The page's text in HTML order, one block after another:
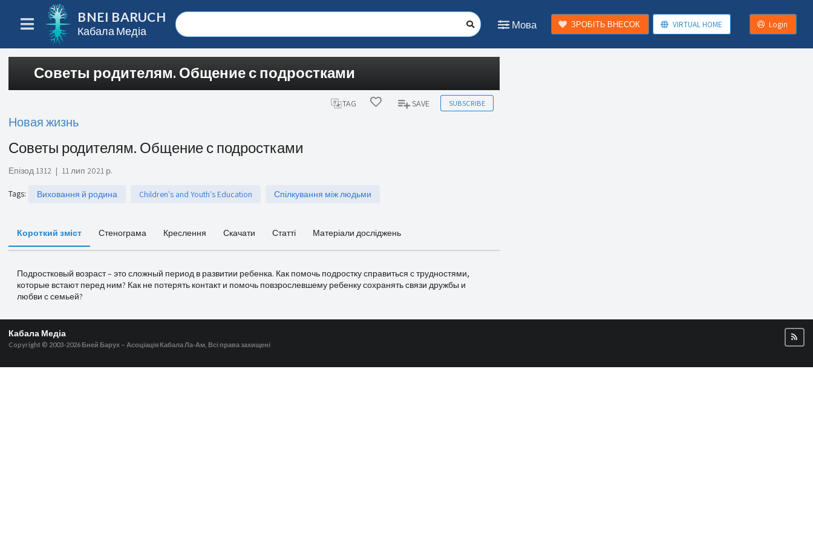
BNEI BARUCH
Кабала Медіа
Мова ЗРОБІТЬ ВНЕСОК VIRTUAL HOME Login
Советы родителям. Общение с подростками
TAG SAVE SUBSCRIBE
Новая жизнь
Советы родителям. Общение с подростками
Епізод 1312 | 11 лип 2021 р.
Tags: Виховання й родина Children's and Youth's Education Спілкування між людьми
Короткий зміст Стенограма Креслення Скачати Статті Матеріали досліджень
Подростковый возраст – это сложный период в развитии ребенка. Как помочь подростку справиться с трудностями,
которые встают перед ним? Как не потерять контакт и помочь повзрослевшему ребенку сохранять связи дружбы и
любви с семьей?
Кабала Медіа
Copyright © 2003-2026 Бней Барух – Асоціація Кабала Ла-Ам, Всі права захищені